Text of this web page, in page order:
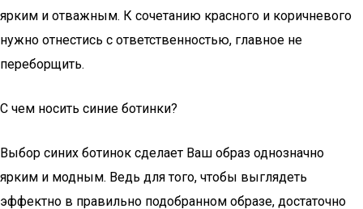
ярким и отважным. К сочетанию красного и коричневого
нужно отнестись с ответственностью, главное не
переборщить.
С чем носить синие ботинки?
Выбор синих ботинок сделает Ваш образ однозначно
ярким и модным. Ведь для того, чтобы выглядеть
эффектно в правильно подобранном образе, достаточно